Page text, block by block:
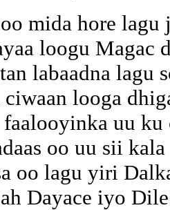
mida hore lagu
loogu Magac
labaadna lagu
ciwaan looga
faalooyinka uu
oo uu sii
oo lagu yiri
Dayace iyo